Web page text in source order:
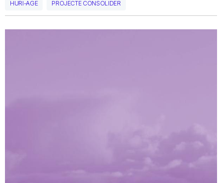
HURI-AGE PROJECTE CONSOLIDER